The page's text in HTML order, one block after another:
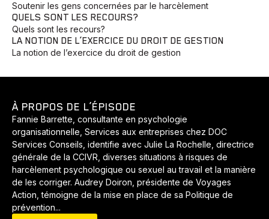
Soutenir les gens concernées par le harcèlement
QUELS SONT LES RECOURS?
Quels sont les recours?
LA NOTION DE L’EXERCICE DU DROIT DE GESTION
La notion de l’exercice du droit de gestion
À PROPOS DE L’ÉPISODE
Fannie Barrette, consultante en psychologie
organisationnelle, Services aux entreprises chez DOC
Services Conseils, identifie avec Julie La Rochelle, directrice
générale de la CCIVR, diverses situations à risques de
harcèlement psychologique ou sexuel au travail et la manière
de les corriger. Audrey Doiron, présidente de Voyages
Action, témoigne de la mise en place de sa Politique de
prévention...